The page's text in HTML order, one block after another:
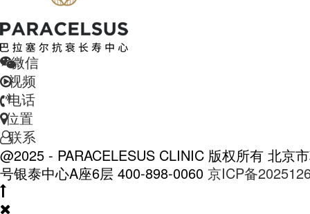
微信
视频
电话
位置
联系
@2025 - PARACELESUS CLINIC 版权所有 北京
号银泰中心A座6层 400-898-0060 京ICP备